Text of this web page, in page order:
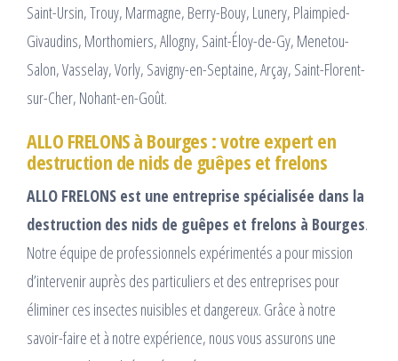
Saint-Ursin, Trouy, Marmagne, Berry-Bouy, Lunery, Plaimpied-
Givaudins, Morthomiers, Allogny, Saint-Éloy-de-Gy, Menetou-
Salon, Vasselay, Vorly, Savigny-en-Septaine, Arçay, Saint-Florent-
sur-Cher, Nohant-en-Goût.
ALLO FRELONS à Bourges : votre expert en
destruction de nids de guêpes et frelons
ALLO FRELONS est une entreprise spécialisée dans la
destruction des nids de guêpes et frelons à Bourges.
Notre équipe de professionnels expérimentés a pour mission
d’intervenir auprès des particuliers et des entreprises pour
éliminer ces insectes nuisibles et dangereux. Grâce à notre
savoir-faire et à notre expérience, nous vous assurons une